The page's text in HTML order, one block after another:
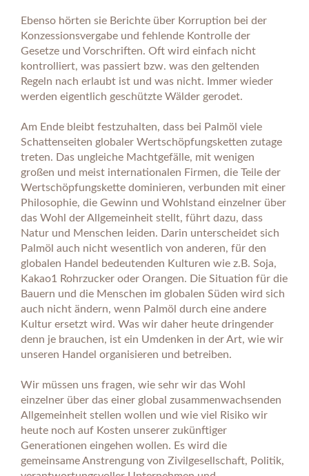
Ebenso hörten sie Berichte über Korruption bei der
Konzessionsvergabe und fehlende Kontrolle der
Gesetze und Vorschriften. Oft wird einfach nicht
kontrolliert, was passiert bzw. was den geltenden
Regeln nach erlaubt ist und was nicht. Immer wieder
werden eigentlich geschützte Wälder gerodet.
Am Ende bleibt festzuhalten, dass bei Palmöl viele
Schattenseiten globaler Wertschöpfungsketten zutage
treten. Das ungleiche Machtgefälle, mit wenigen
großen und meist internationalen Firmen, die Teile der
Wertschöpfungskette dominieren, verbunden mit einer
Philosophie, die Gewinn und Wohlstand einzelner über
das Wohl der Allgemeinheit stellt, führt dazu, dass
Natur und Menschen leiden. Darin unterscheidet sich
Palmöl auch nicht wesentlich von anderen, für den
globalen Handel bedeutenden Kulturen wie z.B. Soja,
Kakao1 Rohrzucker oder Orangen. Die Situation für die
Bauern und die Menschen im globalen Süden wird sich
auch nicht ändern, wenn Palmöl durch eine andere
Kultur ersetzt wird. Was wir daher heute dringender
denn je brauchen, ist ein Umdenken in der Art, wie wir
unseren Handel organisieren und betreiben.
Wir müssen uns fragen, wie sehr wir das Wohl
einzelner über das einer global zusammenwachsenden
Allgemeinheit stellen wollen und wie viel Risiko wir
heute noch auf Kosten unserer zukünftiger
Generationen eingehen wollen. Es wird die
gemeinsame Anstrengung von Zivilgesellschaft, Politik,